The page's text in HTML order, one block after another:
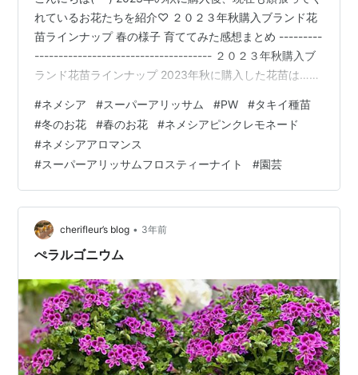
れているお花たちを紹介♡ ２０２３年秋購入ブランド花
苗ラインナップ 春の様子 育ててみた感想まとめ ---------
------------------------------------- ２０２３年秋購入ブ
ランド花苗ラインナップ 2023年秋に購入した花苗は…
アアロマンス ライチグレープ PW ネメシアアロマンス バ
ニラチェリー タキイ ネメシア ピンクレモネード ブラン
ド苗は４品種ほど購入し、育てました。 PW スーパーア
リッサム フロスティーナイト 植付け時 今見…
#ネメシア #スーパーアリッサム #PW #タキイ種苗
#冬のお花 #春のお花 #ネメシアピンクレモネード
#ネメシアアロマンス
#スーパーアリッサムフロスティーナイト #園芸
cherifleur’s blog • 3年前
ぺラルゴニウム